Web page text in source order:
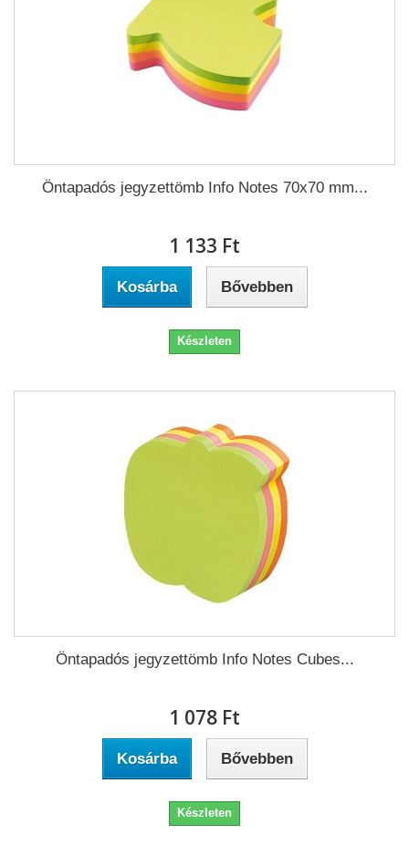
Öntapadós jegyzettömb Info Notes 70x70 mm...
1 133 Ft‎
Kosárba Bővebben
Készleten
Öntapadós jegyzettömb Info Notes Cubes...
1 078 Ft‎
Kosárba Bővebben
Készleten